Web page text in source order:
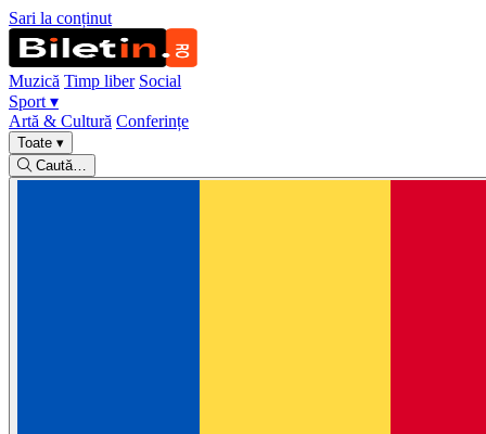
Sari la conținut
Muzică Timp liber Social
Sport ▾
Artă & Cultură Conferințe
Toate ▾
Caută…